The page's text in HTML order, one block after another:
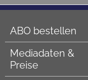
ABO bestellen
Mediadaten &
Preise